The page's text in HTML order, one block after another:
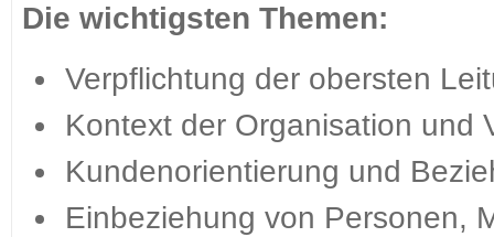
Die wichtigsten Themen:
Verpflichtung der obersten
Kontext der Organisation und
Kundenorientierung und
Einbeziehung von Personen,